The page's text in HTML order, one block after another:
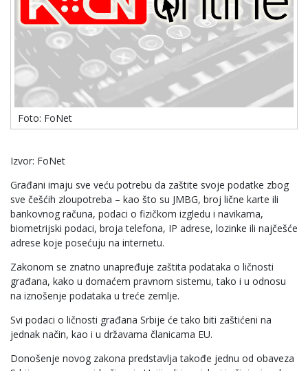
Foto: FoNet
Izvor: FoNet
Građani imaju sve veću potrebu da zaštite svoje podatke zbog
sve češćih zloupotreba – kao što su JMBG, broj lične karte ili
bankovnog računa, podaci o fizičkom izgledu i navikama,
biometrijski podaci, broja telefona, IP adrese, lozinke ili najčešće
adrese koje posećuju na internetu.
Zakonom se znatno unapređuje zaštita podataka o ličnosti
građana, kako u domaćem pravnom sistemu, tako i u odnosu
na iznošenje podataka u treće zemlje.
Svi podaci o ličnosti građana Srbije će tako biti zaštićeni na
jednak način, kao i u državama članicama EU.
Donošenje novog zakona predstavlja takođe jednu od obaveza